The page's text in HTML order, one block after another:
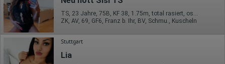
TS, 23 Jahre, 75B, KF 38, 1.75m, total rasiert, osteuropäisch
ZK, AV, 69, GF6, Franz b. Ihr, BV, Schmu., Kuscheln
Stuttgart
Lia